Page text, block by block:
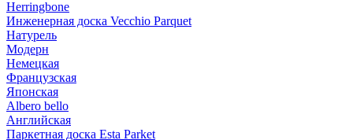
Herringbone
Инженерная доска Vecchio Parquet
Натурель
Модерн
Немецкая
Французская
Японская
Albero bello
Английская
Паркетная доска Esta Parket